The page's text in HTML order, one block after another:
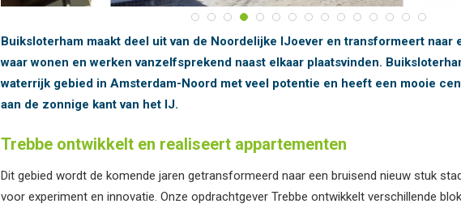
Buiksloterham maakt deel uit van de Noordelijke IJoever en transformeert naar
waar wonen en werken vanzelfsprekend naast elkaar plaatsvinden.
waterrijk gebied in Amsterdam-Noord met veel potentie en heeft een mooie
aan de zonnige kant van het IJ.
Trebbe ontwikkelt en realiseert appartementen
Dit gebied wordt de komende jaren getransformeerd naar een bruisend nieuw stuk
voor experiment en innovatie. Onze opdrachtgever Trebbe ontwikkelt verschillende